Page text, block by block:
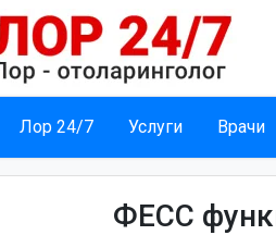
Лор 24/7 Услуги Врачи
ФЕСС